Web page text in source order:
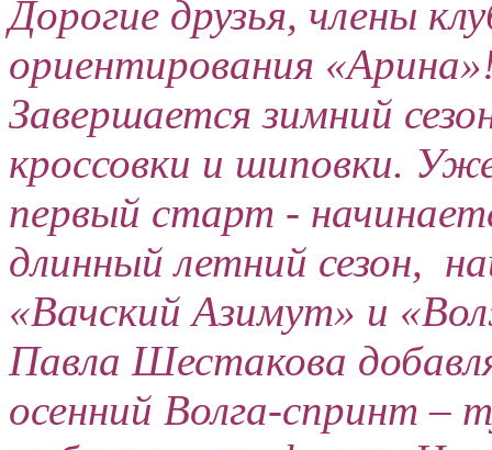
Дорогие друзья, члены
ориентирования
Завершается зимний
кроссовки и шиповки.
первый старт -
длинный летний сезон,
«Вачский Азимут» и
Павла Шестакова
осенний Волга-спринт